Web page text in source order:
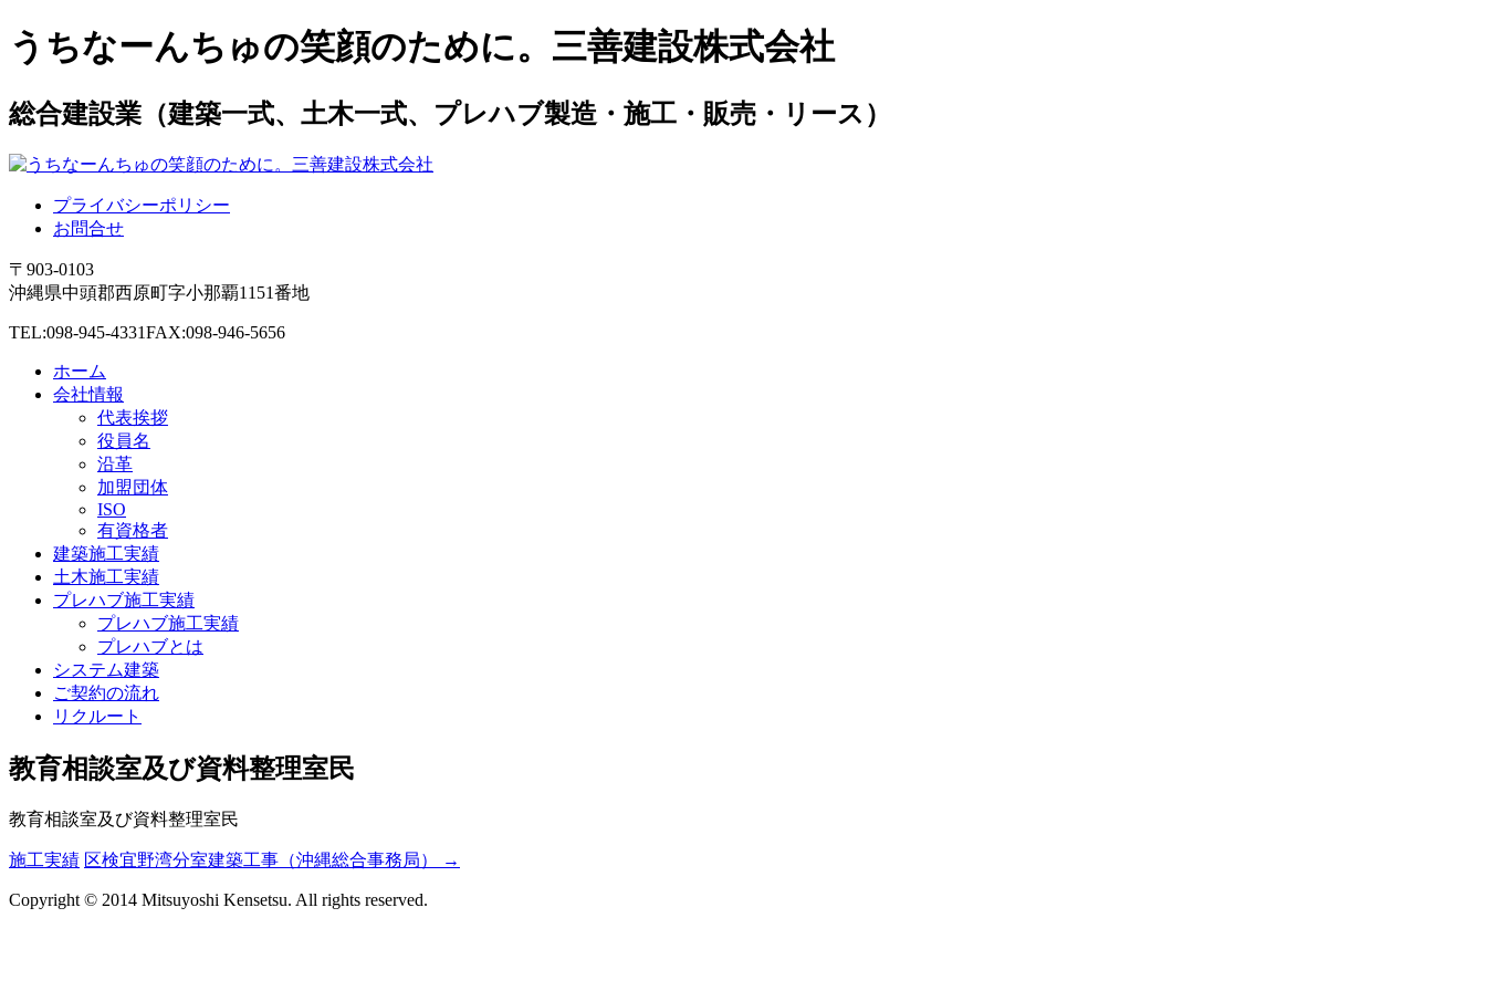
うちなーんちゅの笑顔のために。三善建設株式会社
総合建設業（建築一式、土木一式、プレハブ製造・施工・販売・リース）
プライバシーポリシー
お問合せ
〒903-0103
沖縄県中頭郡西原町字小那覇1151番地
TEL:098-945-4331FAX:098-946-5656
ホーム
会社情報
代表挨拶
役員名
沿革
加盟団体
ISO
有資格者
建築施工実績
土木施工実績
プレハブ施工実績
プレハブ施工実績
プレハブとは
システム建築
ご契約の流れ
リクルート
教育相談室及び資料整理室民
教育相談室及び資料整理室民
投
稿
施工実績 区検宜野湾分室建築工事（沖縄総合事務局） →
Copyright © 2014 Mitsuyoshi Kensetsu. All rights reserved.